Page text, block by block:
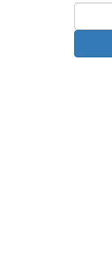
Suche: